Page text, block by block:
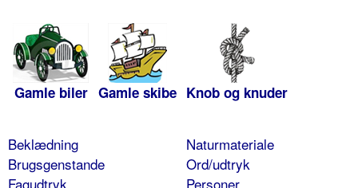
Gamle biler Gamle skibe Knob og knuder
Beklædning
Brugsgenstande
Fagudtryk
Naturmateriale
Ord/udtryk
Personer